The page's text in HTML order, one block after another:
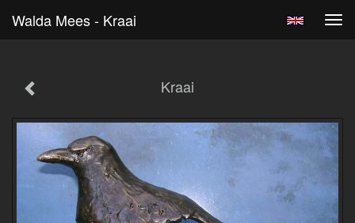
Walda Mees - Kraai
Kraai